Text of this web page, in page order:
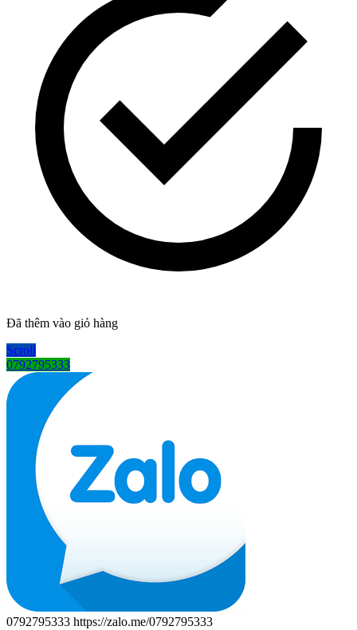
Đã thêm vào giỏ hàng
Scroll
0792795333
0792795333 https://zalo.me/0792795333